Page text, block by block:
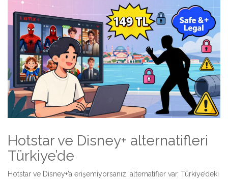
Hotstar ve Disney+ alternatifleri
Türkiye’de
Hotstar ve Disney+’a erişemiyorsanız, alternatifler var. Türkiye’deki